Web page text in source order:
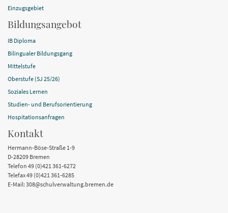
Einzugsgebiet
Bildungsangebot
IB Diploma
Bilingualer Bildungsgang
Mittelstufe
Oberstufe (SJ 25/26)
Soziales Lernen
Studien- und Berufsorientierung
Hospitationsanfragen
Kontakt
Hermann-Böse-Straße 1-9
D-28209 Bremen
Telefon 49 (0)421 361-6272
Telefax 49 (0)421 361-6285
E-Mail: 308@schulverwaltung.bremen.de